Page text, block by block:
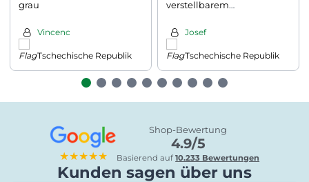
grau
Vincenc
Tschechische Republik
verstellbarem
cm, anthrazit
Josef
Tschechische Republik
★★★★★
Shop-Bewertung
4.9/5
Basierend auf10.233 Bewertungen
Kunden sagen über uns